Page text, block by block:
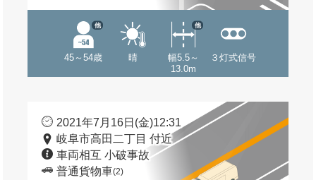
45～54歳
他
晴
幅5.5～
13.0m
他
３灯式信号
2021年7月16日(金)12:31
岐阜市高田二丁目 付近
車両相互 小破事故
普通貨物車(2)